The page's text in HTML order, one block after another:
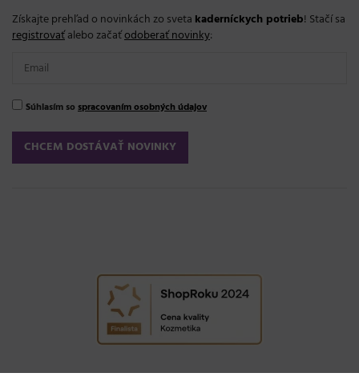
Získajte prehľad o novinkách zo sveta kaderníckych potrieb! Stačí sa
registrovaťalebo začaťodoberať novinky:
Súhlasím so spracovaním osobných údajov